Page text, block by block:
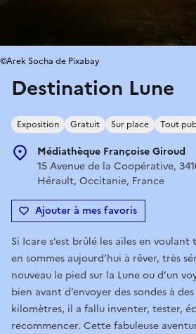
Destination Lune
Exposition Gratuit Sur place Tout
Médiathèque Françoise Giroud
15 Avenue de la Coopérative,
Hérault, Occitanie, France
Ajouter à mes favoris
©Arek Socha de Pixabay
Si Icare s’est brûlé les ailes en
en sommes aujourd’hui à rêver, très
nouveau le pied sur la Lune ou d’un
bien avant d’envoyer des sondes à
kilomètres, il a fallu inventer, tester,
recommencer. Cette fabuleuse